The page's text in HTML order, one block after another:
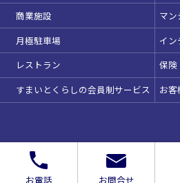
商業施設
マ
月極駐車場
イン
レストラン
保険
すまいとくらしの会員制サービス
お客
お電話 お問合せ